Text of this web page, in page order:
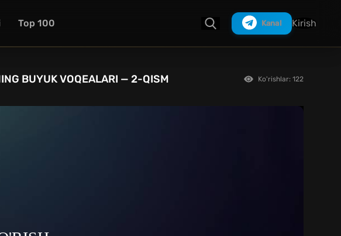
Top 100 Kanal Kirish
BUYUK VOQEALARI — 2-QISM Ko'rishlar: 122